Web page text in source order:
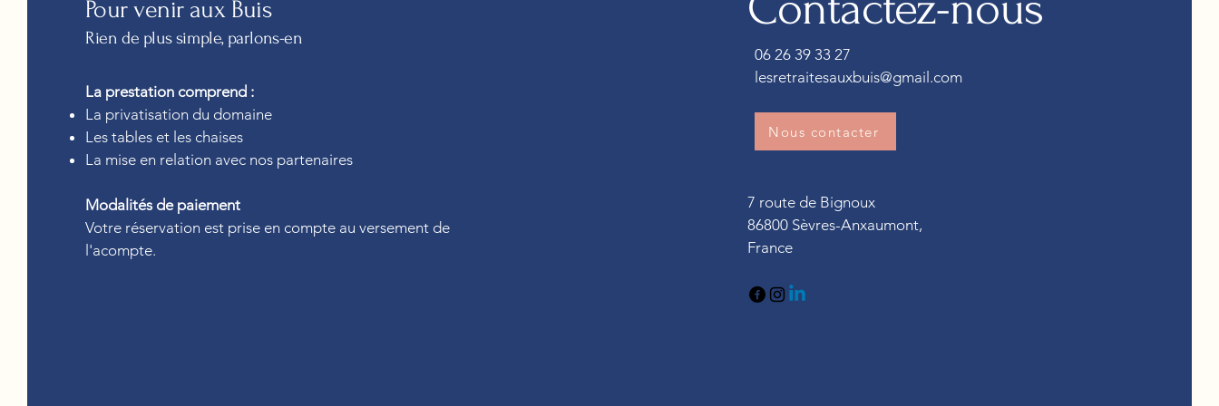
Pour venir aux Buis
Rien de plus simple, parlons-en
La prestation comprend :
La privatisation du domaine
Les tables et les chaises
La mise en relation avec nos partenaires
Modalités de paiement
Votre réservation est prise en compte au versement de
l'acompte.
06 26 39 33 27
lesretraitesauxbuis@gmail.com
Nous contacter
7 route de Bignoux
86800 Sèvres-Anxaumont,
France